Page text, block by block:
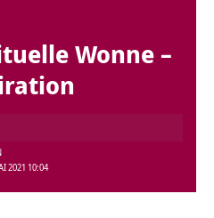
Wonne –
2021 10:04